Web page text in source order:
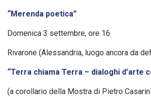
“Merenda poetica”
Domenica 3 settembre, ore 16
Rivarone (Alessandria, luogo ancora da
“Terra chiama Terra – dialoghi d’arte
(a corollario della Mostra di Pietro